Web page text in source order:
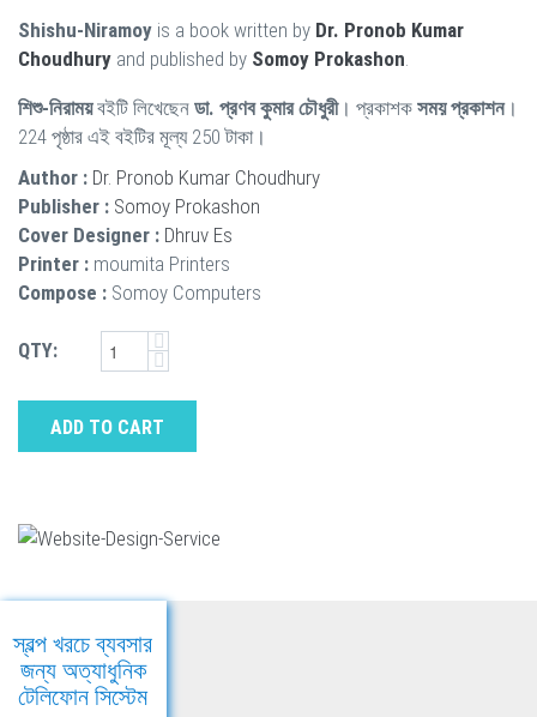
Shishu-Niramoy is a book written by Dr. Pronob Kumar
Choudhury and published by Somoy Prokashon
শিশু-নিরাময়বইটি লিখেছেন ডা. প্রণব কুমার চৌধুরী। প্রকাশক সময় প্রকাশন।
224 পৃষ্ঠার এই বইটির মূল্য 250 টাকা।
Author : Dr. Pronob Kumar Choudhury
Publisher : Somoy Prokashon
Cover Designer : Dhruv Es
Printer : moumita Printers
Compose : Somoy Computers
QTY:
ADD TO CART
স্বল্প খরচে ব্যবসার
জন্য অত্যাধুনিক
টেলিফোন সিস্টেম